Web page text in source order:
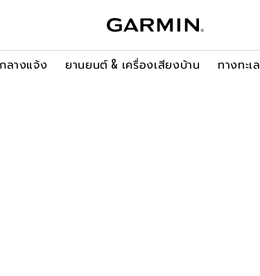
ลางแจ้ง ยานยนต์ & เครื่องเสียงบ้าน ทางทะเล